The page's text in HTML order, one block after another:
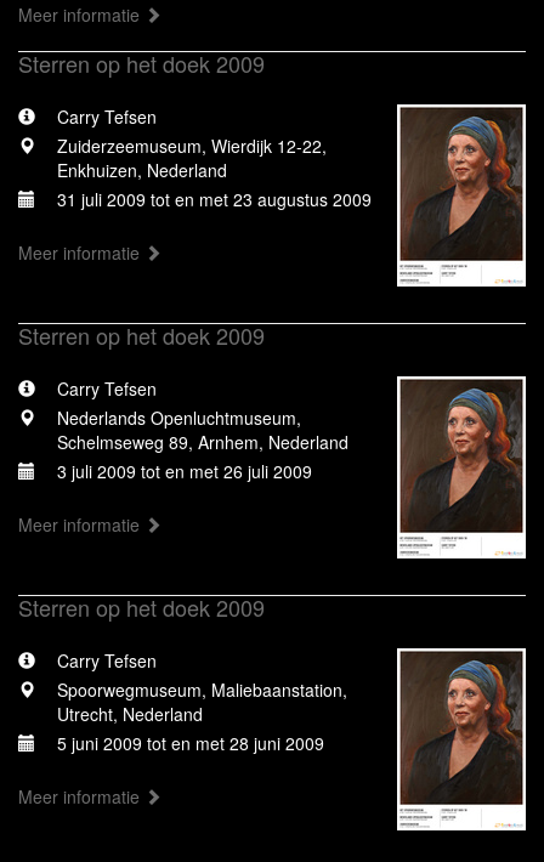
Meer informatie
Sterren op het doek 2009
Carry Tefsen
Zuiderzeemuseum, Wierdijk 12-22,
Enkhuizen, Nederland
31 juli 2009 tot en met 23 augustus 2009
Meer informatie
Sterren op het doek 2009
Carry Tefsen
Nederlands Openluchtmuseum,
Schelmseweg 89, Arnhem, Nederland
3 juli 2009 tot en met 26 juli 2009
Meer informatie
Sterren op het doek 2009
Carry Tefsen
Spoorwegmuseum, Maliebaanstation,
Utrecht, Nederland
5 juni 2009 tot en met 28 juni 2009
Meer informatie